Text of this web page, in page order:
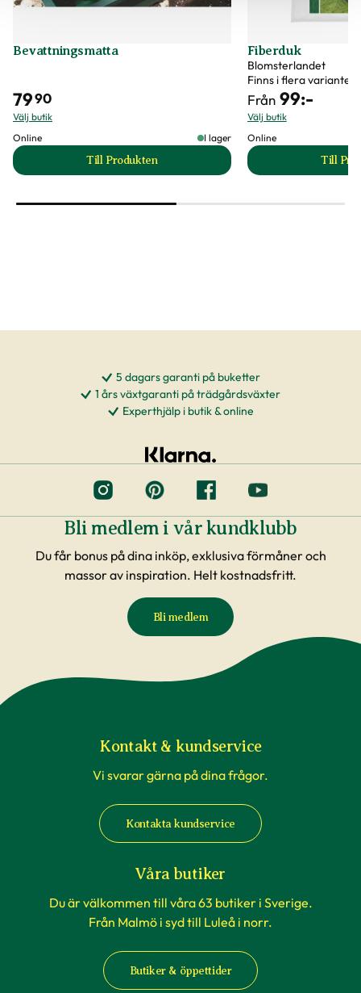
Bevattningsmatta
7990
Välj butik
Online
I lager
Till Produkten
till Bevattningsmatta produktsida
Fiberduk
Blomsterlandet
Finns i flera varianter
Från 99:-
Välj butik
Online
Till
5 dagars garanti på buketter
1 års växtgaranti på trädgårdsväxter
Experthjälp i butik & online
Bli medlem i vår kundklubb
Du får bonus på dina inköp, exklusiva förmåner och
massor av inspiration. Helt kostnadsfritt.
Bli medlem
Kontakt & kundservice
Vi svarar gärna på dina frågor.
Kontakta kundservice
Våra butiker
Du är välkommen till våra 63 butiker i Sverige.
Från Malmö i syd till Luleå i norr.
Butiker & öppettider